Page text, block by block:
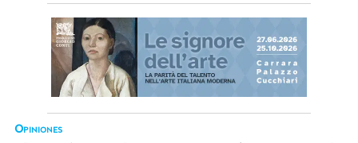
Opiniones